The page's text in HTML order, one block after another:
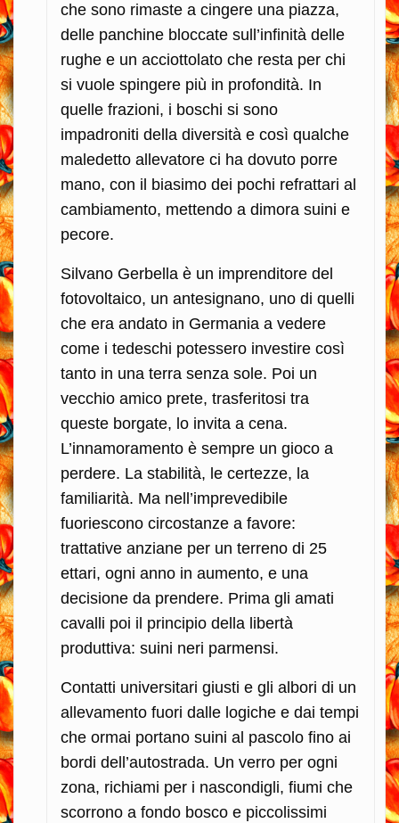
che sono rimaste a cingere una piazza,
delle panchine bloccate sull’infinità delle
rughe e un acciottolato che resta per chi
si vuole spingere più in profondità. In
quelle frazioni, i boschi si sono
impadroniti della diversità e così qualche
maledetto allevatore ci ha dovuto porre
mano, con il biasimo dei pochi refrattari al
cambiamento, mettendo a dimora suini e
pecore.
Silvano Gerbella è un imprenditore del
fotovoltaico, un antesignano, uno di quelli
che era andato in Germania a vedere
come i tedeschi potessero investire così
tanto in una terra senza sole. Poi un
vecchio amico prete, trasferitosi tra
queste borgate, lo invita a cena.
L’innamoramento è sempre un gioco a
perdere. La stabilità, le certezze, la
familiarità. Ma nell’imprevedibile
fuoriescono circostanze a favore:
trattative anziane per un terreno di 25
ettari, ogni anno in aumento, e una
decisione da prendere. Prima gli amati
cavalli poi il principio della libertà
produttiva: suini neri parmensi.
Contatti universitari giusti e gli albori di un
allevamento fuori dalle logiche e dai tempi
che ormai portano suini al pascolo fino ai
bordi dell’autostrada. Un verro per ogni
zona, richiami per i nascondigli, fiumi che
scorrono a fondo bosco e piccolissimi